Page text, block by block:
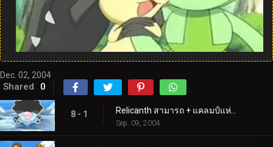
Dec. 02, 2004
Shared 0
8 - 1
Sep. 09, 2004